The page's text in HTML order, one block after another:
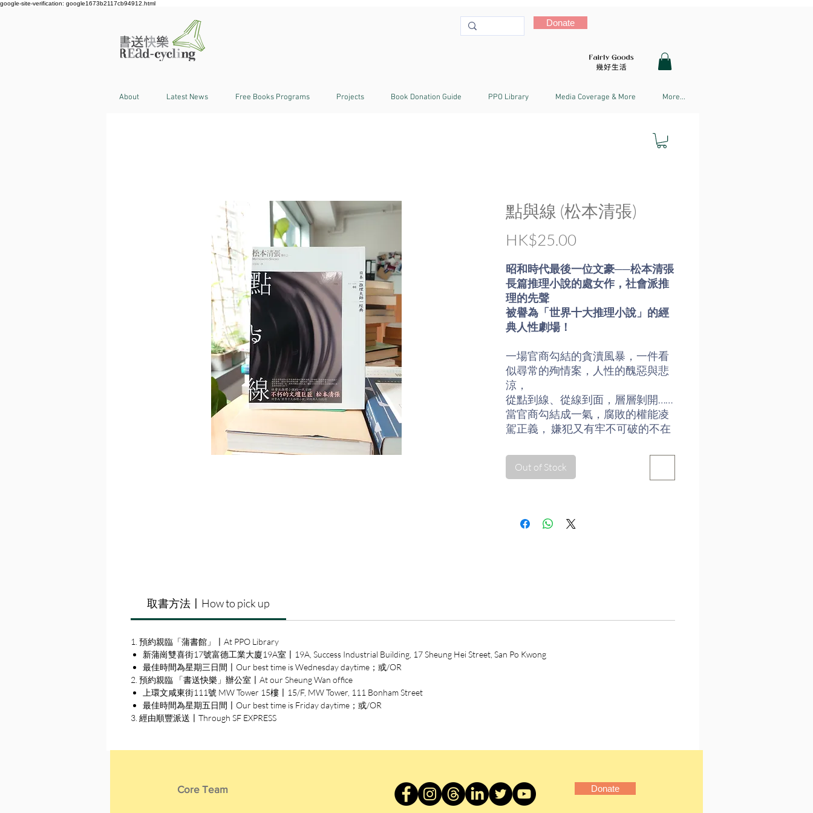
google-site-verification: google1673b2117cb94912.html
Donate
About Latest News Free Books Programs Projects Book Donation Guide PPO Library Media Coverage & More More...
點與線 (松本清張)
HK$25.00
昭和時代最後一位文豪──松本清張
長篇推理小說的處女作，社會派推
理的先聲
被譽為「世界十大推理小說」的經
典人性劇場！
一場官商勾結的貪瀆風暴，一件看
似尋常的殉情案，人性的醜惡與悲
涼，
從點到線、從線到面，層層剝開……
當官商勾結成一氣，腐敗的權能凌
駕正義， 嫌犯又有牢不可破的不在
◆引發「清張革命」，確立「社會
徹底改造了日本推理小說，讓推理
小說不僅可跟嚴肅的純文學鼎足而
◆為何今日我們仍需要閱讀清張的
機，鋪陳犯罪動機又是為了彰顯社
也是清張作品歷久常新的原因所
松本清張 (1909-1992)。因家境清
寒，十四歲即自謀生計。經歷過印
Out of Stock
取書方法〡How to pick up
1. 預約親臨「蒲書館」〡At PPO Library
新蒲崗雙喜街17號富德工業大廈19A室〡19A, Success Industrial Building, 17 Sheung Hei Street, San Po Kwong
最佳時間為星期三日間〡Our best time is Wednesday daytime；或/OR
2. 預約親臨 「書送快樂」辦公室〡At our Sheung Wan office
上環文咸東街111號 MW Tower 15樓〡15/F, MW Tower, 111 Bonham Street
最佳時間為星期五日間〡Our best time is Friday daytime；或/OR
3. 經由順豐派送〡Through SF EXPRESS
Core Team Donate